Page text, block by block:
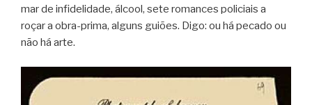
mar de infidelidade, álcool, sete romances policiais a
roçar a obra-prima, alguns guiões. Digo: ou há pecado ou
não há arte.